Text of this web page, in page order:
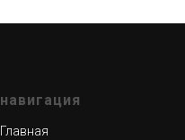
навигация
Главная